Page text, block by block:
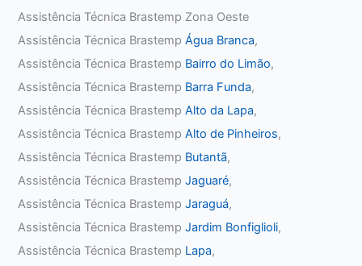
Assistência Técnica Brastemp Zona Oeste
Assistência Técnica BrastempÁgua Branca,
Assistência Técnica Brastemp Bairro do Limão,
Assistência Técnica Brastemp Barra Funda,
Assistência Técnica BrastempAlto da Lapa,
Assistência Técnica BrastempAlto de Pinheiros,
Assistência Técnica Brastemp Butantã,
Assistência Técnica BrastempJaguaré,
Assistência Técnica BrastempJaraguá,
Assistência Técnica BrastempJardim Bonfiglioli,
Assistência Técnica Brastemp Lapa,